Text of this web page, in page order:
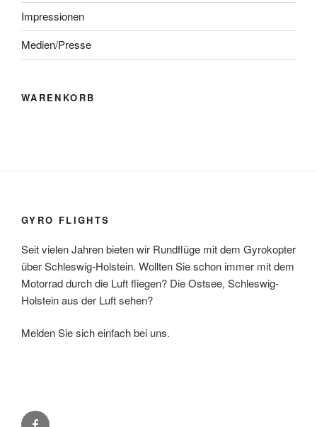
Impressionen
Medien/Presse
WARENKORB
GYRO FLIGHTS
Seit vielen Jahren bieten wir Rundflüge mit dem Gyrokopter
über Schleswig-Holstein. Wollten Sie schon immer mit dem
Motorrad durch die Luft fliegen? Die Ostsee, Schleswig-
Holstein aus der Luft sehen?
Melden Sie sich einfach bei uns.